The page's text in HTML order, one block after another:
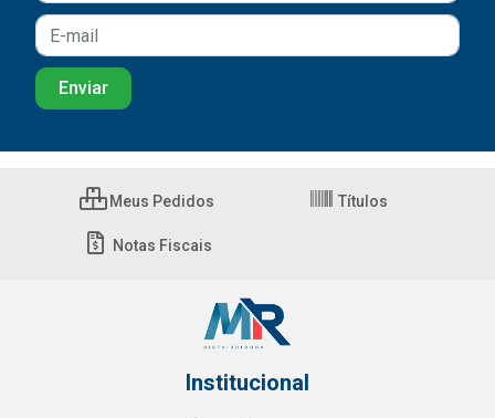
Meus Pedidos Títulos
Notas Fiscais
Institucional